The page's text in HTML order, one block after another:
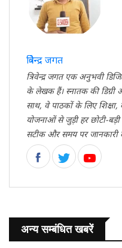
त्रिवेन्द्र जगत
त्रिवेन्द्र जगत एक अनुभवी
के लेखक हैं। स्नातक की डिग्री
साथ, वे पाठकों के लिए
योजनाओं से जुड़ी हर छोटी-
सटीक और समय पर जानकारी
अन्य सम्बंधित खबरें